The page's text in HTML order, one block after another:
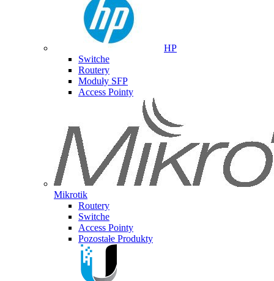
HP
Switche
Routery
Moduły SFP
Access Pointy
Mikrotik
Routery
Switche
Access Pointy
Pozostałe Produkty